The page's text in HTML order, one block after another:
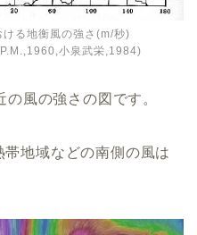
る地衡風の強さ(m/秒)
小泉武栄,1984)
の風の強さの図です。
地域などの南側の風は